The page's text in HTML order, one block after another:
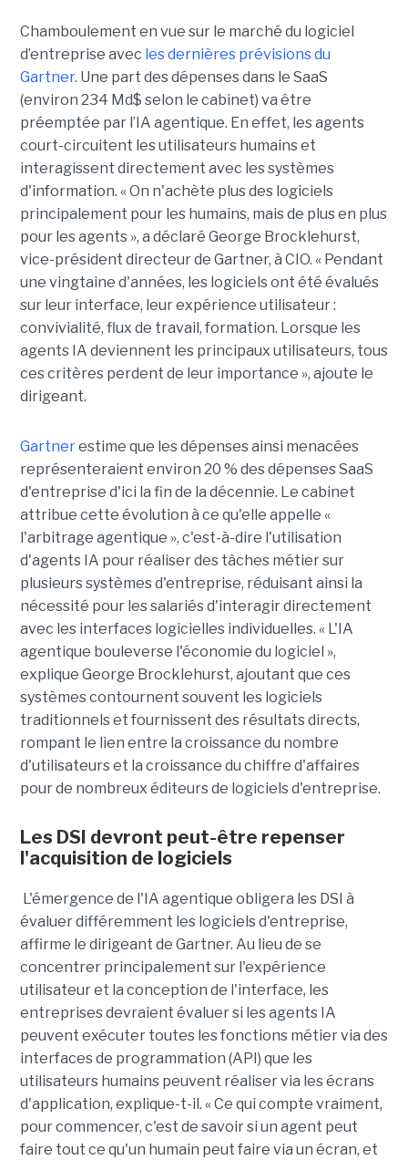
Chamboulement en vue sur le marché du logiciel
d’entreprise avec les dernières prévisions du
Gartner. Une part des dépenses dans le SaaS
(environ 234 Md$ selon le cabinet) va être
préemptée par l’IA agentique. En effet, les agents
court-circuitent les utilisateurs humains et
interagissent directement avec les systèmes
d'information. « On n'achète plus des logiciels
principalement pour les humains, mais de plus en plus
pour les agents », a déclaré George Brocklehurst,
vice-président directeur de Gartner, à CIO. « Pendant
une vingtaine d'années, les logiciels ont été évalués
sur leur interface, leur expérience utilisateur :
convivialité, flux de travail, formation. Lorsque les
agents IA deviennent les principaux utilisateurs, tous
ces critères perdent de leur importance », ajoute le
dirigeant.
Gartnerestime que les dépenses ainsi menacées
représenteraient environ 20 % des dépenses SaaS
d'entreprise d'ici la fin de la décennie. Le cabinet
attribue cette évolution à ce qu'elle appelle «
l'arbitrage agentique », c'est-à-dire l'utilisation
d'agents IA pour réaliser des tâches métier sur
plusieurs systèmes d'entreprise, réduisant ainsi la
nécessité pour les salariés d'interagir directement
avec les interfaces logicielles individuelles. « L'IA
agentique bouleverse l'économie du logiciel »,
explique George Brocklehurst, ajoutant que ces
systèmes contournent souvent les logiciels
traditionnels et fournissent des résultats directs,
rompant le lien entre la croissance du nombre
d'utilisateurs et la croissance du chiffre d'affaires
pour de nombreux éditeurs de logiciels d'entreprise.
Les DSI devront peut-être repenser
l'acquisition de logiciels
L'émergence de l'IA agentique obligera les DSI à
évaluer différemment les logiciels d'entreprise,
affirme le dirigeant de Gartner. Au lieu de se
concentrer principalement sur l'expérience
utilisateur et la conception de l'interface, les
entreprises devraient évaluer si les agents IA
peuvent exécuter toutes les fonctions métier via des
interfaces de programmation (API) que les
utilisateurs humains peuvent réaliser via les écrans
d'application, explique-t-il. « Ce qui compte vraiment,
pour commencer, c'est de savoir si un agent peut
faire tout ce qu'un humain peut faire via un écran, et